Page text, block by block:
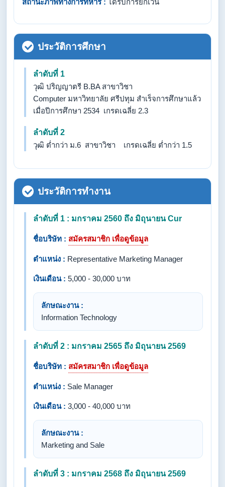
สถานะภาพทางการทหาร : ได้รับการยกเว้น
ประวัติการศึกษา
ลำดับที่ 1
วุฒิ ปริญญาตรี B.BA สาขาวิชา
Computer มหาวิทยาลัย ศรีปทุม สำเร็จการศึกษาแล้ว
เมื่อปีการศึกษา 2534 เกรดเฉลี่ย 2.3
ลำดับที่ 2
วุฒิ ต่ำกว่า ม.6 สาขาวิชา เกรดเฉลี่ย ต่ำกว่า 1.5
ประวัติการทำงาน
ลำดับที่ 1 : มกราคม 2560 ถึง มิถุนายน Cur
ชื่อบริษัท : สมัครสมาชิก เพื่อดูข้อมูล
ตำแหน่ง : Representative Marketing Manager
เงินเดือน : 5,000 - 30,000 บาท
ลักษณะงาน :
Information Technology
ลำดับที่ 2 : มกราคม 2565 ถึง มิถุนายน 2569
ชื่อบริษัท : สมัครสมาชิก เพื่อดูข้อมูล
ตำแหน่ง : Sale Manager
เงินเดือน : 3,000 - 40,000 บาท
ลักษณะงาน :
Marketing and Sale
ลำดับที่ 3 : มกราคม 2568 ถึง มิถุนายน 2569